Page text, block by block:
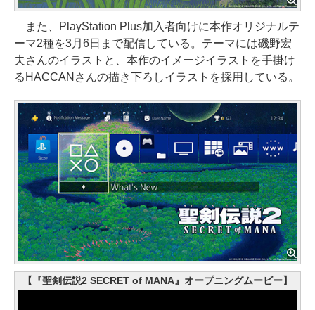
また、PlayStation Plus加入者向けに本作オリジナルテ
ーマ2種を3月6日まで配信している。テーマには磯野宏
夫さんのイラストと、本作のイメージイラストを手掛け
るHACCANさんの描き下ろしイラストを採用している。
【『聖剣伝説2 SECRET of MANA』オープニングムービー】